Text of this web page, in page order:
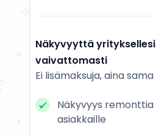
Näkyvyyttä
vaivattomasti
Ei lisämaksuja, aina
Näkyvyys remonttia
asiakkaille